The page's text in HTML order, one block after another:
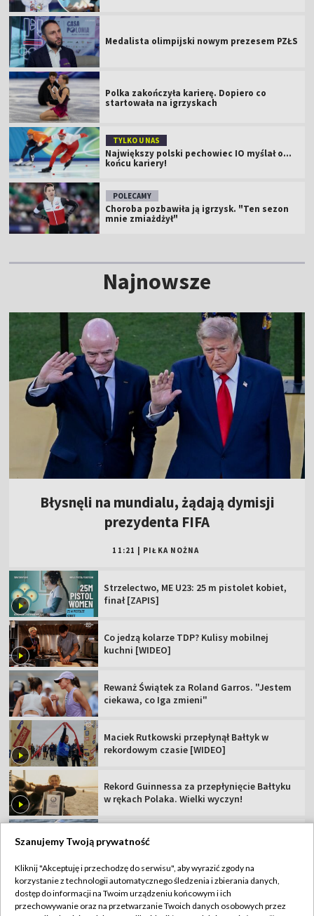
Medalista olimpijski nowym prezesem PZŁS
Polka zakończyła karierę. Dopiero co
startowała na igrzyskach
TYLKO U NAS
Największy polski pechowiec IO myślał o...
końcu kariery!
POLECAMY
Choroba pozbawiła ją igrzysk. "Ten sezon
mnie zmiażdżył"
Najnowsze
Błysnęli na mundialu, żądają dymisji
prezydenta FIFA
11:21 PIŁKA NOŻNA
Strzelectwo, ME U23: 25 m pistolet kobiet,
finał [ZAPIS]
Co jedzą kolarze TDP? Kulisy mobilnej
kuchni [WIDEO]
Rewanż Świątek za Roland Garros. "Jestem
ciekawa, co Iga zmieni"
Maciek Rutkowski przepłynął Bałtyk w
rekordowym czasie [WIDEO]
Rekord Guinnessa za przepłynięcie Bałtyku
w rękach Polaka. Wielki wyczyn!
Jako pierwszy przepłynął Bałtyk. Specjalny
gość "Sportowego Wieczoru"
Szanujemy Twoją prywatność
Kliknij "Akceptuję i przechodzę do serwisu", aby wyrazić zgody na
korzystanie z technologii automatycznego śledzenia i zbierania danych,
dostęp do informacji na Twoim urządzeniu końcowym i ich
przechowywanie oraz na przetwarzanie Twoich danych osobowych przez